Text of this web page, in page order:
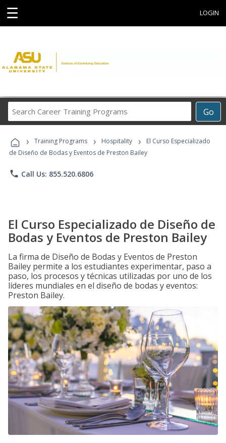
☰ LOGIN
Go
Career
Programs
› Training Programs › Hospitality ›
El Curso Especializado
de Diseño de Bodas y Eventos de Preston Bailey
phone Call Us: 855.520.6806
El Curso Especializado de Diseño de
Bodas y Eventos de Preston Bailey
La firma de Diseño de Bodas y Eventos de Preston
Bailey permite a los estudiantes experimentar, paso a
paso, los procesos y técnicas utilizadas por uno de los
líderes mundiales en el diseño de bodas y eventos:
Preston Bailey.